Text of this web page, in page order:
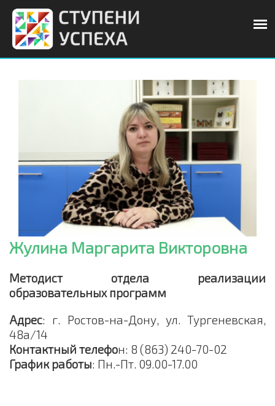
Жулина Маргарита Викторовна
Методист отдела реализации
образовательных программ
Адрес: г. Ростов-на-Дону, ул. Тургеневская,
48а/14
Контактный телефон: 8 (863) 240-70-02
График работы: Пн.-Пт. 09.00-17.00